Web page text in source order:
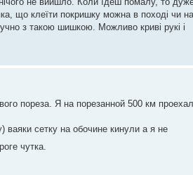
що клеїти покришку можна в поході чи на
з такою шишкою. Можливо криві рукі і
пореза. Я на порезанной 500 км проехал
ваяки сетку на обочине кинули а я не
чутка.